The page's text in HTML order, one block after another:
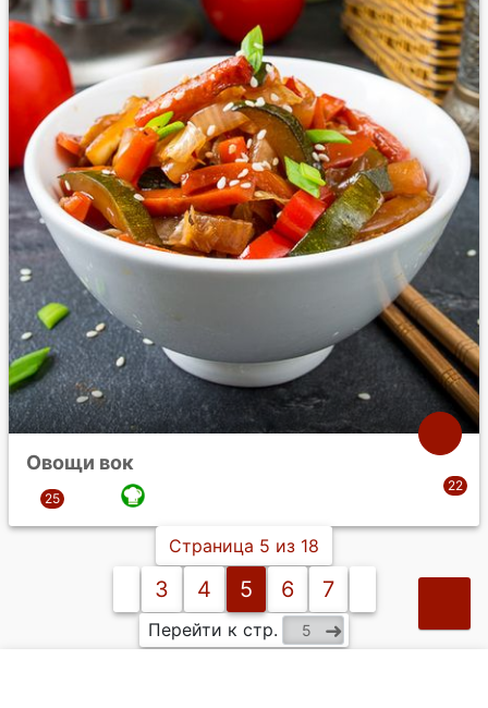
Овощи вок
Страница 5 из 18
3 4 5 6 7
Перейти к стр.